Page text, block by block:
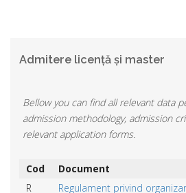
Admitere licență și master
Bellow you can find all relevant data
admission methodology, admission
relevant application forms.
Cod Document
R
Regulament privind